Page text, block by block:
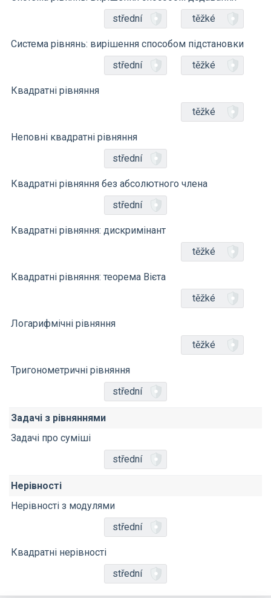
střední
těžké
Система рівнянь: вирішення способом підстановки
střední
těžké
Квадратні рівняння
těžké
Неповні квадратні рівняння
střední
Квадратні рівняння без абсолютного члена
střední
Квадратні рівняння: дискримінант
těžké
Квадратні рівняння: теорема Вієта
těžké
Логарифмічні рівняння
těžké
Тригонометричні рівняння
střední
Задачі з рівняннями
Задачі про суміші
střední
Нерівності
Нерівності з модулями
střední
Квадратні нерівності
střední